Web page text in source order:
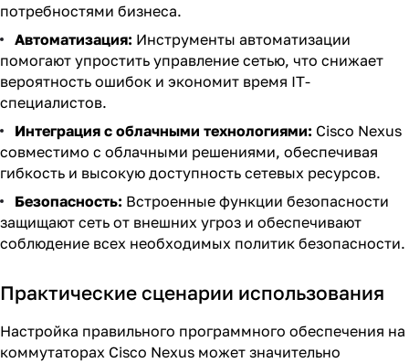
потребностями бизнеса.
Автоматизация: Инструменты автоматизации
помогают упростить управление сетью, что снижает
вероятность ошибок и экономит время IT-
специалистов.
Интеграция с облачными технологиями: Cisco Nexus
совместимо с облачными решениями, обеспечивая
гибкость и высокую доступность сетевых ресурсов.
Безопасность: Встроенные функции безопасности
защищают сеть от внешних угроз и обеспечивают
соблюдение всех необходимых политик безопасности.
Практические сценарии использования
Настройка правильного программного обеспечения на
коммутаторах Cisco Nexus может значительно